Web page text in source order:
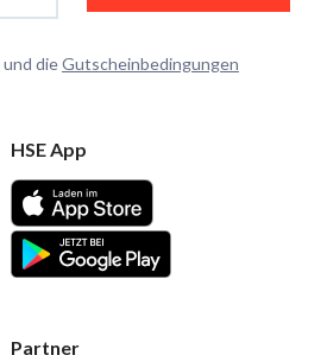
und dieGutscheinbedingungen
HSE App
Partner